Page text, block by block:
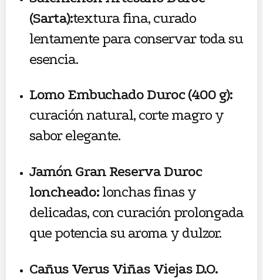
(Sarta):textura fina, curado
lentamente para conservar toda su
esencia.
Lomo Embuchado Duroc (400 g):
curación natural, corte magro y
sabor elegante.
Jamón Gran Reserva Duroc
loncheado:lonchas finas y
delicadas, con curación prolongada
que potencia su aroma y dulzor.
Cañus Verus Viñas Viejas D.O.